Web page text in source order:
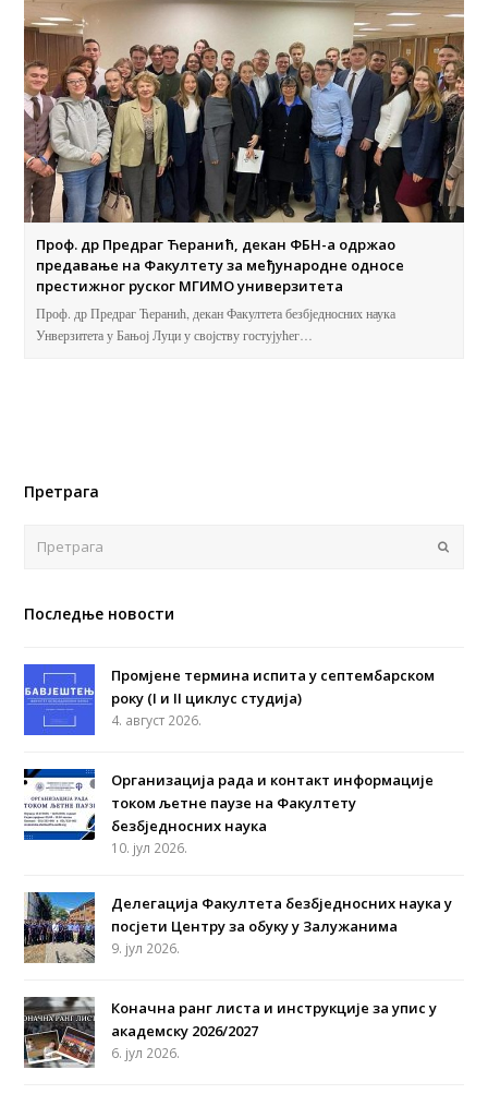
Проф. др Предраг Ћеранић, декан ФБН-а одржао
предавање на Факултету за међународне односе
престижног руског МГИМО универзитета
Проф. др Предраг Ћеранић, декан Факултета безбједносних наука
Унверзитета у Бањој Луци у својству гостујућег…
Претрага
Последње новости
Промјене термина испита у септембарском
року (I и II циклус студија)
4. август 2026.
Организација рада и контакт информације
током љетне паузе на Факултету
безбједносних наука
10. јул 2026.
Делегација Факултета безбједносних наука у
посјети Центру за обуку у Залужанима
9. јул 2026.
Коначна ранг листа и инструкције за упис у
академску 2026/2027
6. јул 2026.